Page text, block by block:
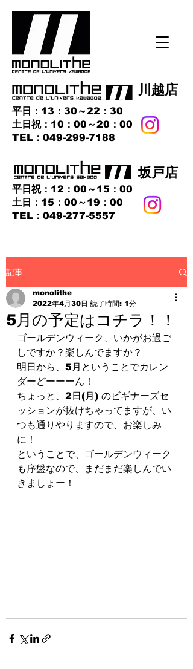
​川越店
平日：13：30～22：30
土日祝：10：00～20：00
​TEL：049-299-7188
​坂戸店
平日祝：12：00～15：00
土日：15：00～19：00
TEL：049-277-5557
記事
5月の予定はコチラ！！
monolithe
2022年4月30日 読了時間: 1分
ゴールデンウィーク、いかがお過ご
しですか？楽しんでますか？
明日から、5月ということでカレン
ダーどーーーん！
ちょっと、2日(月) のビギナーズセ
ッションが抜けちゃってますが、い
つも通りやりますので、お楽しみ
に！
ということで、ゴールデンウィーク
も序盤なので、まだまだ楽しんでい
きましょー！